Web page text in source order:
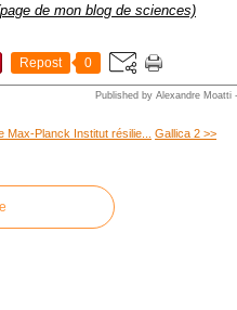
de mon blog de sciences)
Repost 0
Published by Alexandre Moatti -
Max-Planck Institut résilie... Gallica 2 >>